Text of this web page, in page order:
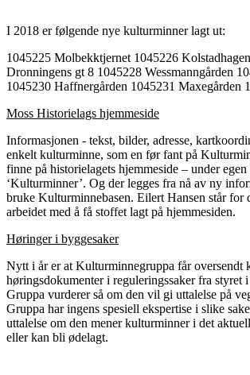
I 2018 er følgende nye kulturminner lagt ut:
1045225 Molbekktjernet 1045226
Dronningens gt 8 1045228 Wessmanngården
1045230 Haffnergården 1045231 Maxegården
Moss Historielags hjemmeside
Informasjonen - tekst, bilder, adresse,
enkelt kulturminne, som en før fant på
finne på historielagets hjemmeside – under egen
‘Kulturminner’. Og der legges fra nå av ny
bruke Kulturminnebasen. Eilert Hansen står for
arbeidet med å få stoffet lagt på hjemmesiden.
Høringer i byggesaker
Nytt i år er at Kulturminnegruppa får oversendt
høringsdokumenter i reguleringssaker fra styret
Gruppa vurderer så om den vil gi uttalelse på
Gruppa har ingens spesiell ekspertise i slike
uttalelse om den mener kulturminner i det
eller kan bli ødelagt.